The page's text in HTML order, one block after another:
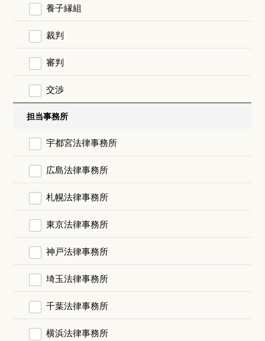
養子縁組
裁判
審判
交渉
担当事務所
宇都宮法律事務所
広島法律事務所
札幌法律事務所
東京法律事務所
神戸法律事務所
埼玉法律事務所
千葉法律事務所
横浜法律事務所